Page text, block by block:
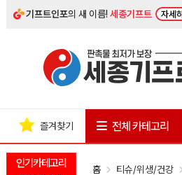
기프트인포의 새 이름!세종기프트 자세히
인기카테고리
즐겨찾기 전체 카테고리
홈 티슈/위생/건강